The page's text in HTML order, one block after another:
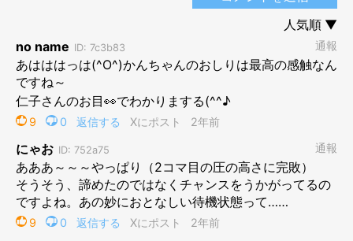
はっきりと覚えていませんが、体だけ動いてうずらを守っていた
気がします。
しかし、そんな中、顔にピトッと触れる「何か」が…。
眠気も吹っ飛ぶほど、かんたろうのお尻の感触は鮮明でした(笑)
登場人物